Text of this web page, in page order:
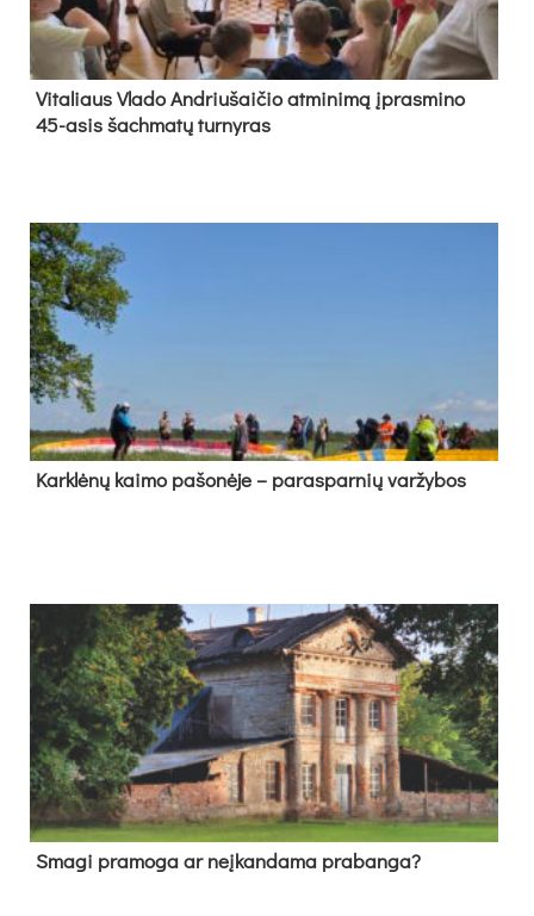
Vi­ta­liaus Vla­do And­riu­šai­čio at­mi­ni­mą įpras­mi­no
45-asis šach­ma­tų tur­ny­ras
Kark­lė­nų kai­mo pa­šo­nė­je – pa­ras­par­nių var­žy­bos
Sma­gi pra­mo­ga ar neį­kan­da­ma pra­ban­ga?